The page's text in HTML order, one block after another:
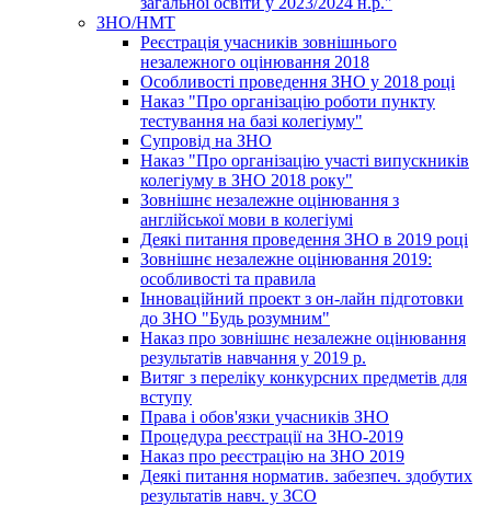
ЗНО/НМТ
Реєстрація учасників зовнішнього
незалежного оцінювання 2018
Особливості проведення ЗНО у 2018 році
Наказ "Про організацію роботи пункту
тестування на базі колегіуму"
Супровід на ЗНО
Наказ "Про організацію участі випускників
колегіуму в ЗНО 2018 року"
Зовнішнє незалежне оцінювання з
англійської мови в колегіумі
Деякі питання проведення ЗНО в 2019 році
Зовнішнє незалежне оцінювання 2019:
особливості та правила
Інноваційний проект з он-лайн підготовки
до ЗНО "Будь розумним"
Наказ про зовнішнє незалежне оцінювання
результатів навчання у 2019 р.
Витяг з переліку конкурсних предметів для
вступу
Права і обов'язки учасників ЗНО
Процедура реєстрації на ЗНО-2019
Наказ про реєстрацію на ЗНО 2019
Деякі питання норматив. забезпеч. здобутих
результатів навч. у ЗСО